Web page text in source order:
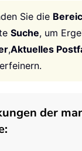
Sie die
Suche, um
,Aktuelles
der